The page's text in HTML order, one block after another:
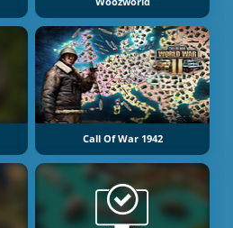
Call Of War 1942